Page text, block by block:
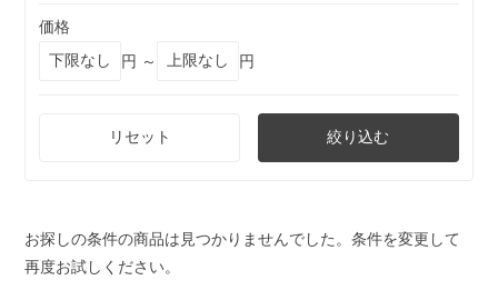
価格
円 ～
円
リセット 絞り込む
お探しの条件の商品は見つかりませんでした。条件を変更して
再度お試しください。